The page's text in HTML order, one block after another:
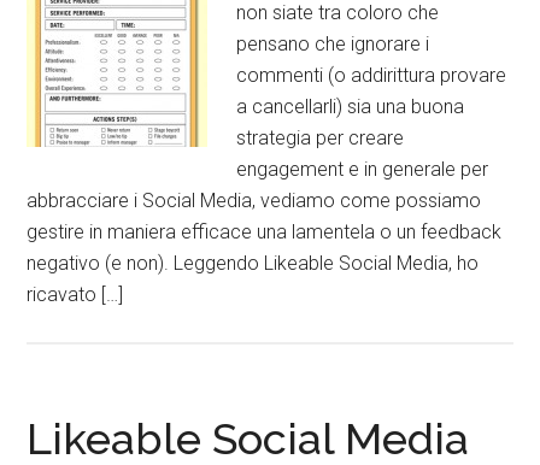
non siate tra coloro che
pensano che ignorare i
commenti (o addirittura provare
a cancellarli) sia una buona
strategia per creare
engagement e in generale per
abbracciare i Social Media, vediamo come possiamo
gestire in maniera efficace una lamentela o un feedback
negativo (e non). Leggendo Likeable Social Media, ho
ricavato […]
Likeable Social Media